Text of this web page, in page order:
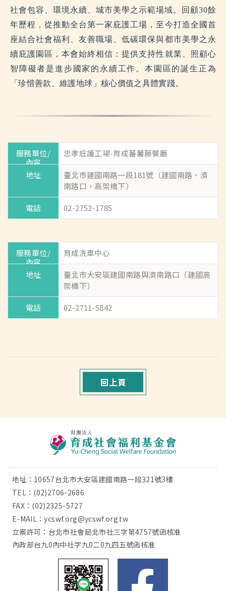
社會包容、環境永續、城市美學之示範場域。回顧30餘
年歷程，從推動全台第一家庇護工場，至今打造全國首
座結合社會福利、友善職場、低碳環保與都市美學之永
續庇護園區，本會始終相信：提供支持性就業、照顧心
智障礙者是進步國家的永續工作。本園區的誕生正為
「珍惜善款、維護地球」核心價值之具體實踐。
忠孝庇護工場-育成蕃薯藤餐廳
臺北市建國南路一段181號（建國南路、濟
南路口，高架橋下）
02-2752-1785
育成洗車中心
臺北市大安區建國南路與濟南路口（建國高
架橋下）
02-2711-5842
回上頁
地址：10657台北市大安區建國南路一段321號3樓
TEL： (02)2706-2686
FAX：(02)2325-5727
E-MAIL：ycswf.org@ycswf.org.tw
立案許可：台北市社會局北市社三字第4757號函核准
內政部台九0內中社字九0二0九四五號函核准